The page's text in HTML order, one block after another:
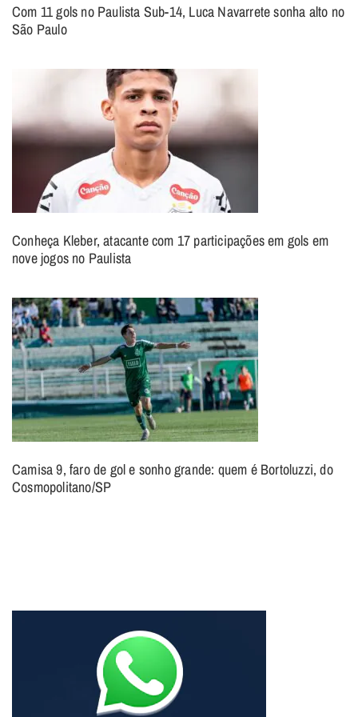
Com 11 gols no Paulista Sub-14, Luca Navarrete sonha alto no
São Paulo
Conheça Kleber, atacante com 17 participações em gols em
nove jogos no Paulista
Camisa 9, faro de gol e sonho grande: quem é Bortoluzzi, do
Cosmopolitano/SP